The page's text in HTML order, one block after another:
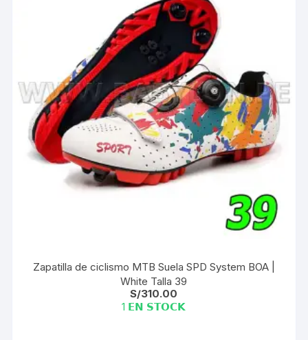
Zapatilla de ciclismo MTB Suela SPD System BOA |
White Talla 39
S/310.00
1 𝗘𝗡 𝗦𝗧𝗢𝗖𝗞